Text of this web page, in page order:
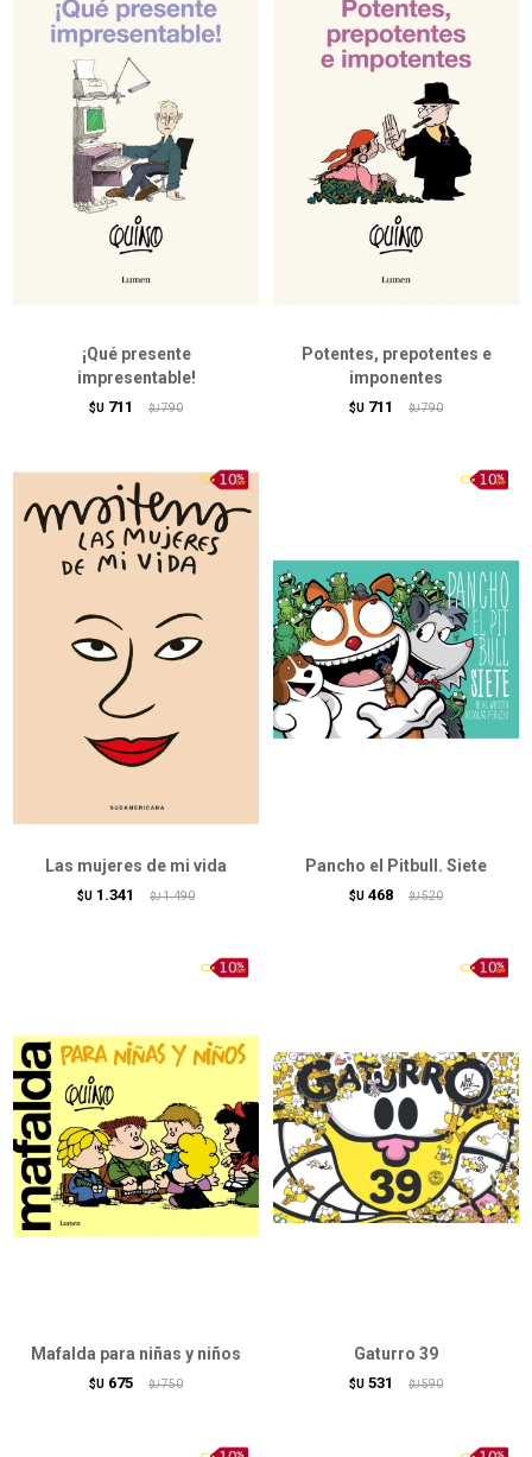
¡Qué presente
impresentable!
$U 711 $U 790
Potentes, prepotentes e
imponentes
$U 711 $U 790
Las mujeres de mi vida
$U 1.341 $U 1.490
Pancho el Pitbull. Siete
$U 468 $U 520
Mafalda para niñas y niños
$U 675 $U 750
Gaturro 39
$U 531 $U 590